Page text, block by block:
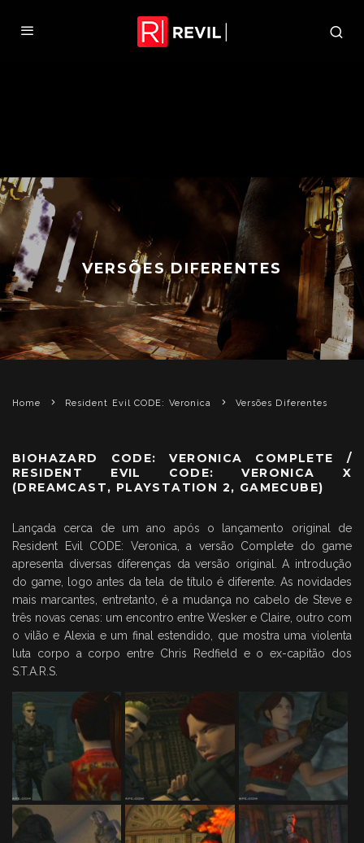
VERSÕES DIFERENTES
Home Resident Evil CODE: Veronica Versões Diferentes
BIOHAZARD CODE: VERONICA COMPLETE /
RESIDENT EVIL CODE: VERONICA X
(DREAMCAST, PLAYSTATION 2, GAMECUBE)
Lançada cerca de um ano após o lançamento original de
Resident Evil CODE: Veronica, a versão Complete do game
apresenta diversas diferenças da versão original. A introdução
do game, logo antes da tela de título é diferente. As novidades
mais marcantes, entretanto, é a mudança no cabelo de Steve e
três novas cenas: um encontro entre Wesker e Claire, outro com
o vilão e Alexia e um final estendido, que mostra uma violenta
luta corpo a corpo entre Chris Redfield e o ex-capitão dos
S.T.A.R.S.